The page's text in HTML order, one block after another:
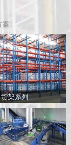
案
货架系列